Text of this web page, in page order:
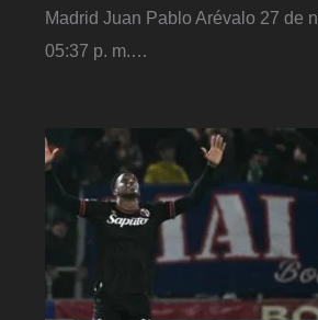
Madrid Juan Pablo Arévalo 27 de
05:37 p. m.…